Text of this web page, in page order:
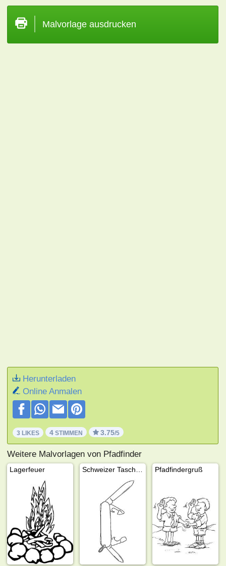
Malvorlage ausdrucken
Herunterladen
Online Anmalen
3 LIKES 4 STIMMEN 3.75/5
Weitere Malvorlagen von Pfadfinder
Lagerfeuer Pfadfindergruß